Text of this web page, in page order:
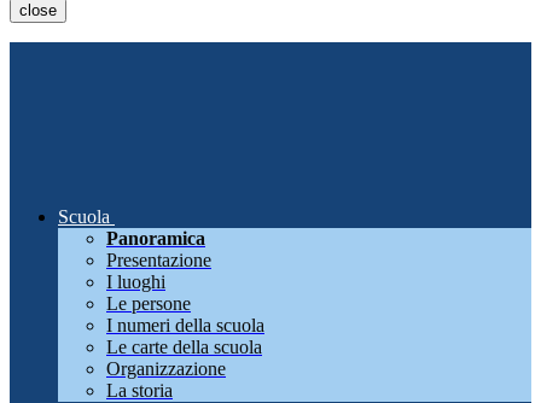
close
Scuola
Panoramica
Presentazione
I luoghi
Le persone
I numeri della scuola
Le carte della scuola
Organizzazione
La storia